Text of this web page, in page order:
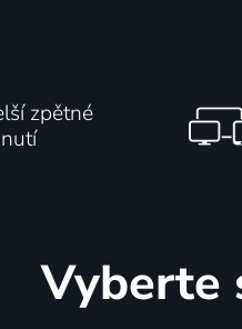
zpětné
Vyberte